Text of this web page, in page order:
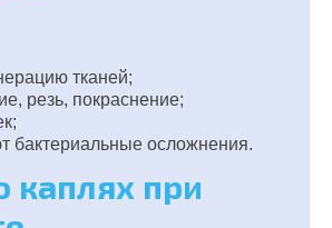
тканей;
резь, покраснение;
бактериальные осложнения.
каплях при